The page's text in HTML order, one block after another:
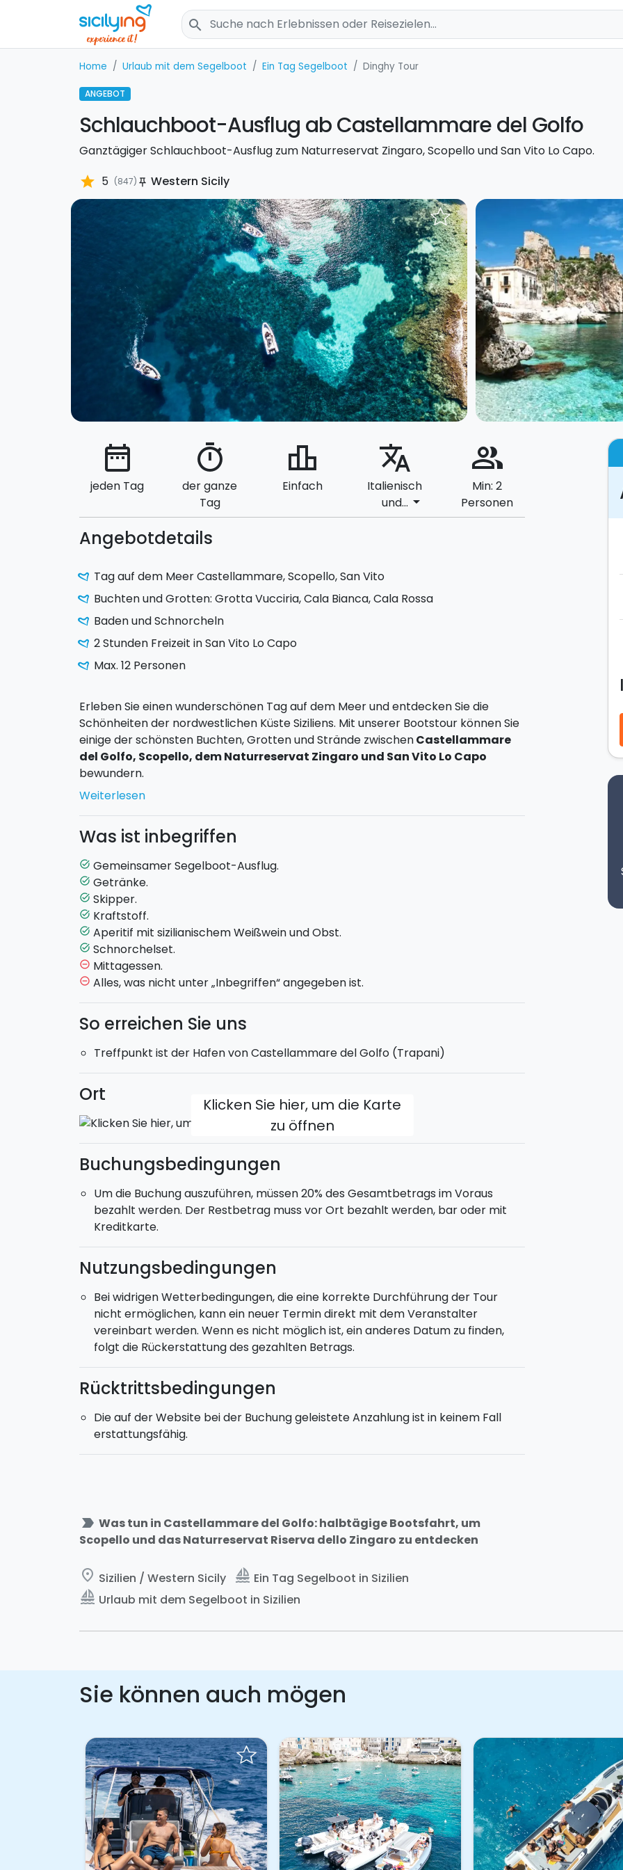
search
Home Urlaub mit dem Segelboot Ein Tag Segelboot Dinghy Tour
ANGEBOT
Schlauchboot-Ausflug ab Castellammare del Golfo
Ganztägiger Schlauchboot-Ausflug zum Naturreservat Zingaro, Scopello und San Vito Lo Capo.
star 5 (847) push_pin Western Sicily
date_range
jeden Tag
timer
der ganze
Tag
leaderboard
Einfach
translate
Italienisch
und... arrow_drop_down
people_alt
Min: 2
Personen
Angebotdetails
Tag auf dem Meer Castellammare, Scopello, San Vito
Buchten und Grotten: Grotta Vucciria, Cala Bianca, Cala Rossa
Baden und Schnorcheln
2 Stunden Freizeit in San Vito Lo Capo
Max. 12 Personen
Erleben Sie einen wunderschönen Tag auf dem Meer und entdecken Sie die
Schönheiten der nordwestlichen Küste Siziliens. Mit unserer Bootstour können Sie
einige der schönsten Buchten, Grotten und Strände zwischenCastellammare
del Golfo, Scopello, dem Naturreservat Zingaro und San Vito Lo Capo
bewundern.
Rossa, den berühmten Faraglioni von Scopello, der Grotta degli
Innamorati, Cala dell’Uzzo, der Blauen Grotte und Cala del Leone.
dieser Buchten sind Badestopps vorgesehen, bei denen Sie das kristallklare Meer
genießen können.
Die Tour beinhaltet außerdem einen etwa 2-stündigen Aufenthalt in
Capo, wo Sie Zeit haben, durch das charakteristische Dorf zu spazieren, am
Strand zu entspannen oder in einem der lokalen Restaurants zu Mittag zu essen.
Ein perfektes Erlebnis, um das Meer Siziliens mit atemberaubenden Ausblicken,
klarem Wasser und Momenten purer Entspannung zu entdecken.
Gemeinsamer Ausflug.
Bootstyp
Maximal 12 Personen an Bord. Das Boot ist mit einem Sonnendach
ausgestattet, das etwa 3/4 des Bootes bedeckt und Schutz vor der Sonne bietet.
Abfahrt: 10:00.
Rückkehr: 18:00.
Weiterlesen
Was ist inbegriffen
task_alt Gemeinsamer Segelboot-Ausflug.
task_alt Getränke.
task_alt Skipper.
task_alt Kraftstoff.
task_alt Aperitif mit sizilianischem Weißwein und Obst.
task_alt Schnorchelset.
remove_circle_outline Mittagessen.
remove_circle_outline Alles, was nicht unter „Inbegriffen“ angegeben ist.
So erreichen Sie uns
Treffpunkt ist der Hafen von Castellammare del Golfo (Trapani)
Ort
Klicken Sie hier, um die Karte
zu öffnen
Buchungsbedingungen
Um die Buchung auszuführen, müssen 20% des Gesamtbetrags im Voraus
bezahlt werden. Der Restbetrag muss vor Ort bezahlt werden, bar oder mit
Kreditkarte.
Nutzungsbedingungen
Bei widrigen Wetterbedingungen, die eine korrekte Durchführung der Tour
nicht ermöglichen, kann ein neuer Termin direkt mit dem Veranstalter
vereinbart werden. Wenn es nicht möglich ist, ein anderes Datum zu finden,
folgt die Rückerstattung des gezahlten Betrags.
Rücktrittsbedingungen
Die auf der Website bei der Buchung geleistete Anzahlung ist in keinem Fall
erstattungsfähig.
label_important Was tun in Castellammare del Golfo: halbtägige Bootsfahrt, um
Scopello und das Naturreservat Riserva dello Zingaro zu entdecken
place Sizilien / Western Sicily sailing Ein Tag Segelboot in Sizilien
sailing Urlaub mit dem Segelboot in Sizilien
Sie können auch mögen